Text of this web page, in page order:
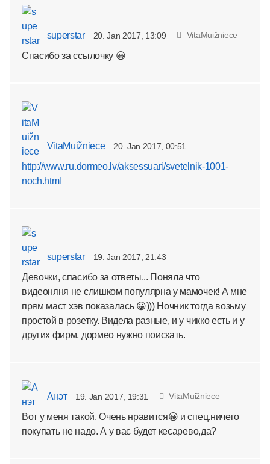
superstar 20. Jan 2017, 13:09 VitaMuižniece
Спасибо за ссылочку 😀
VitaMuižniece 20. Jan 2017, 00:51
http://www.ru.dormeo.lv/aksessuari/svetelnik-1001-
noch.html
superstar 19. Jan 2017, 21:43
Девочки, спасибо за ответы... Поняла что
видеоняня не слишком популярна у мамочек! А мне
прям маст хэв показалась 😀))) Ночник тогда возьму
простой в розетку. Видела разные, и у чикко есть и у
других фирм, дормео нужно поискать.
Анэт 19. Jan 2017, 19:31 VitaMuižniece
Вот у меня такой. Очень нравится😀 и спец.ничего
покупать не надо. А у вас будет кесарево,да?